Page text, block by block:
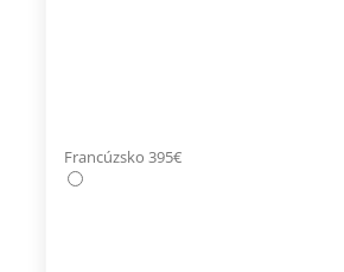
Francúzsko 395€